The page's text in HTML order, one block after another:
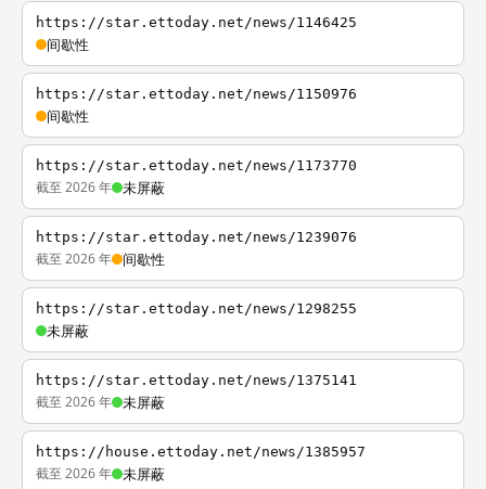
https://star.ettoday.net/news/1146425
间歇性
https://star.ettoday.net/news/1150976
间歇性
https://star.ettoday.net/news/1173770
截至 2026 年 未屏蔽
https://star.ettoday.net/news/1239076
截至 2026 年 间歇性
https://star.ettoday.net/news/1298255
未屏蔽
https://star.ettoday.net/news/1375141
截至 2026 年 未屏蔽
https://house.ettoday.net/news/1385957
截至 2026 年 未屏蔽